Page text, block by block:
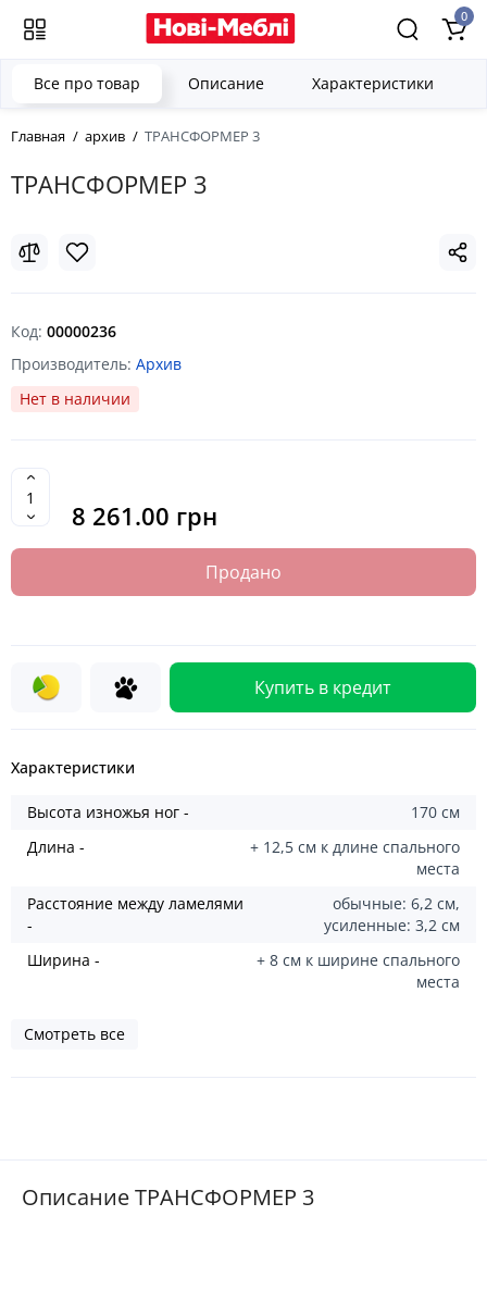
0
Главная архив ТРАНСФОРМЕР 3
ТРАНСФОРМЕР 3
Все про товар Описание Характеристики
Код: 00000236
Производитель: Архив
Нет в наличии
8 261.00 грн
Продано
Купить в кредит
Характеристики
Высота изножья ног -
170 см
Длина -
+ 12,5 см к длине спального
места
Расстояние между ламелями
-
обычные: 6,2 см,
усиленные: 3,2 см
Ширина -
+ 8 см к ширине спального
места
Смотреть все
Описание ТРАНСФОРМЕР 3